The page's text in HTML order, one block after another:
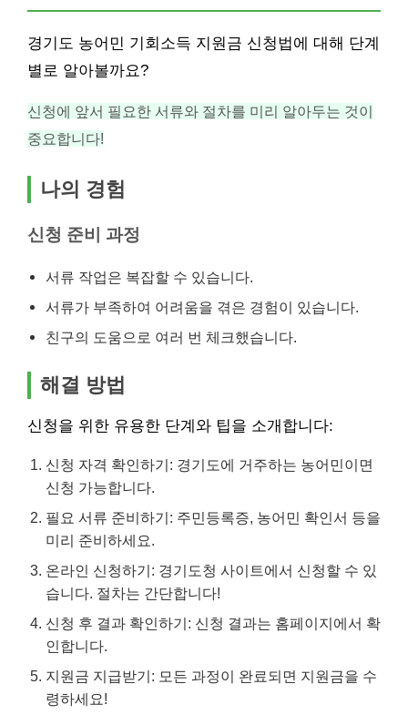
경기도 농어민 기회소득 지원금 신청법에 대해 단계
별로 알아볼까요?
신청에 앞서 필요한 서류와 절차를 미리 알아두는 것이
중요합니다!
나의 경험
신청 준비 과정
서류 작업은 복잡할 수 있습니다.
서류가 부족하여 어려움을 겪은 경험이 있습니다.
친구의 도움으로 여러 번 체크했습니다.
해결 방법
신청을 위한 유용한 단계와 팁을 소개합니다:
신청 자격 확인하기: 경기도에 거주하는 농어민이면
신청 가능합니다.
필요 서류 준비하기: 주민등록증, 농어민 확인서 등을
미리 준비하세요.
온라인 신청하기: 경기도청 사이트에서 신청할 수 있
습니다. 절차는 간단합니다!
신청 후 결과 확인하기: 신청 결과는 홈페이지에서 확
인합니다.
지원금 지급받기: 모든 과정이 완료되면 지원금을 수
령하세요!